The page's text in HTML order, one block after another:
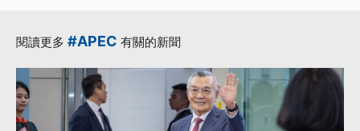
閱讀更多 #APEC 有關的新聞